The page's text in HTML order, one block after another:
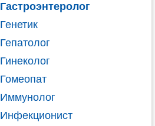
Гастроэнтеролог
Генетик
Гепатолог
Гинеколог
Гомеопат
Иммунолог
Инфекционист